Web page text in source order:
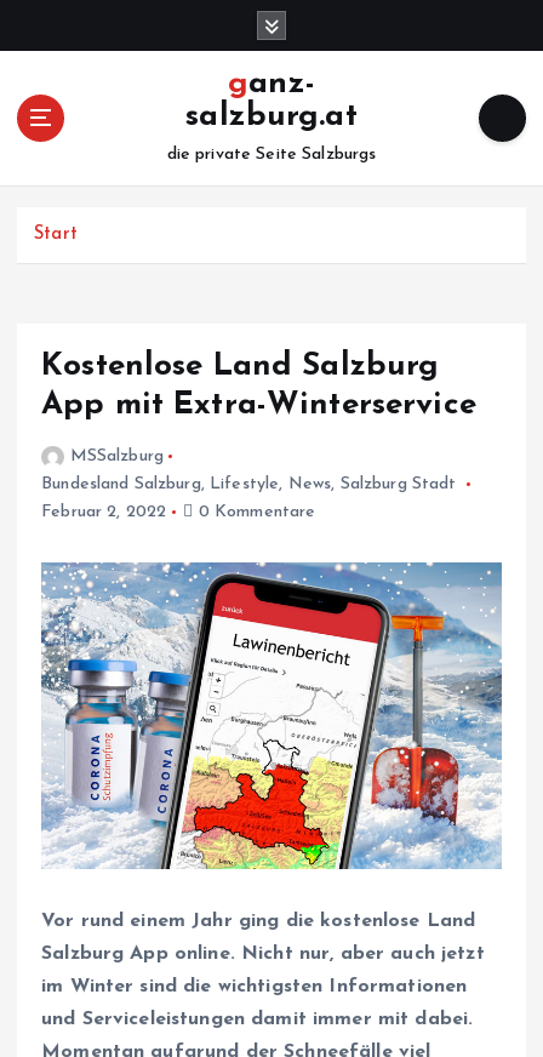
ganz-
salzburg.at
die private Seite Salzburgs
Start
Kostenlose Land Salzburg
App mit Extra-Winterservice
MSSalzburg
Bundesland Salzburg, Lifestyle, News, Salzburg Stadt
Februar 2, 2022
0 Kommentare
Vor rund einem Jahr ging die kostenlose Land
Salzburg App online. Nicht nur, aber auch jetzt
im Winter sind die wichtigsten Informationen
und Serviceleistungen damit immer mit dabei.
Momentan aufgrund der Schneefälle viel